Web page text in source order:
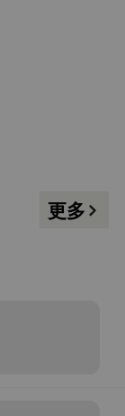
更多